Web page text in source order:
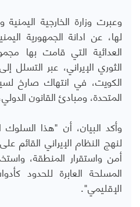
وعبرت وزارة الخارجية
لها، عن ادانة الجمهورية
العدائية التي قامت بها
الثوري الإيراني، عبر التسلل
الكويت، في انتهاك صارخ
المتحدة، ومبادئ القانون
وأكد البيان، أن "هذا السلوك
لنهج النظام الإيراني
أمن واستقرار المنطقة،
المسلحة العابرة للحدود
الإقليمي".